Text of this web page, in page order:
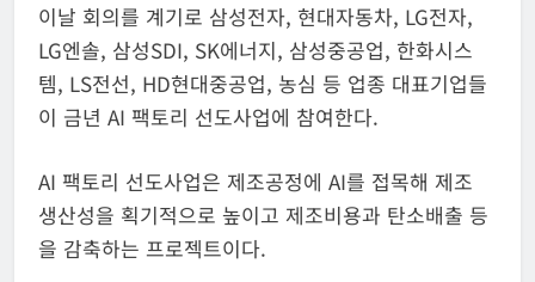
이날 회의를 계기로 삼성전자, 현대자동차, LG전자,
LG엔솔, 삼성SDI, SK에너지, 삼성중공업, 한화시스
템, LS전선, HD현대중공업, 농심 등 업종 대표기업들
이 금년 AI 팩토리 선도사업에 참여한다.
AI 팩토리 선도사업은 제조공정에 AI를 접목해 제조
생산성을 획기적으로 높이고 제조비용과 탄소배출 등
을 감축하는 프로젝트이다.